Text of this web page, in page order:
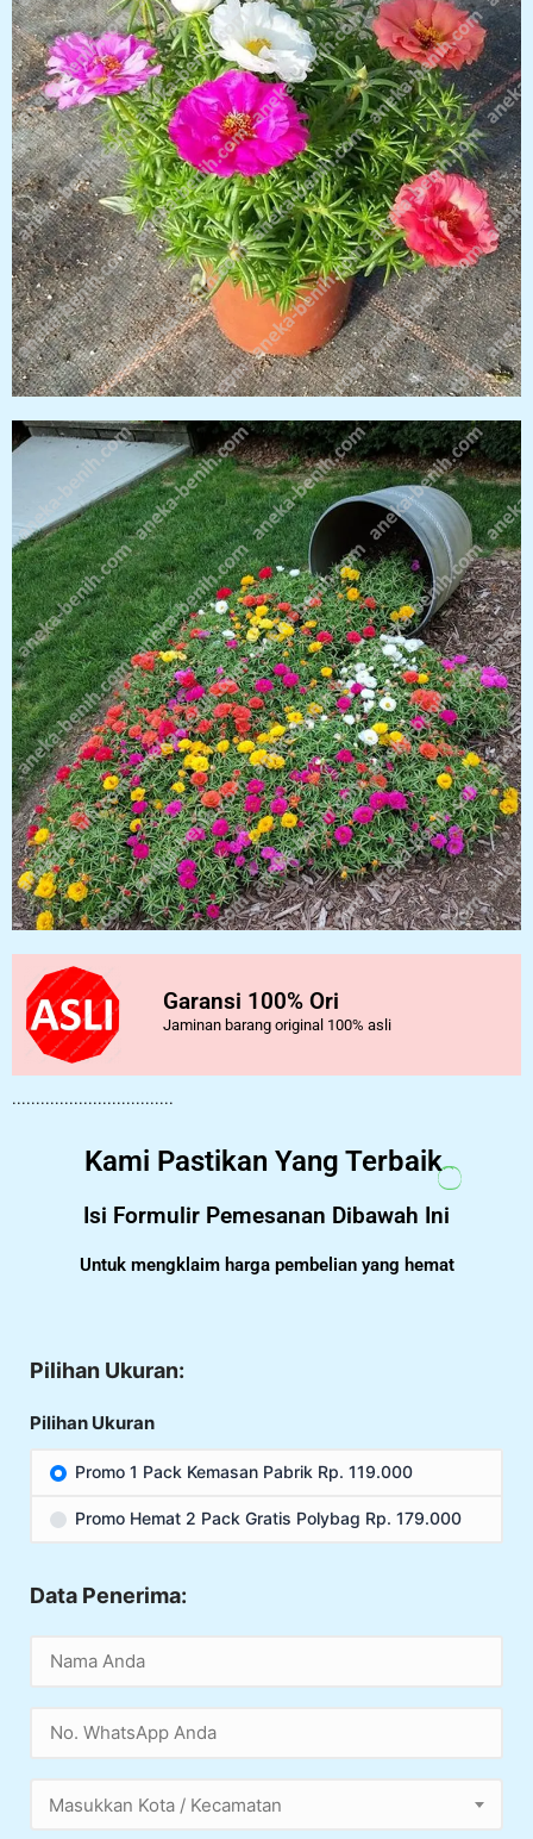
Garansi 100% Ori
Jaminan barang original 100% asli
..................................
Kami Pastikan Yang Terbaik
Isi Formulir Pemesanan Dibawah Ini
Untuk mengklaim harga pembelian yang hemat
Pilihan Ukuran:
Pilihan Ukuran
Promo 1 Pack Kemasan Pabrik Rp. 119.000
Promo Hemat 2 Pack Gratis Polybag Rp. 179.000
Data Penerima:
Masukkan Kota / Kecamatan